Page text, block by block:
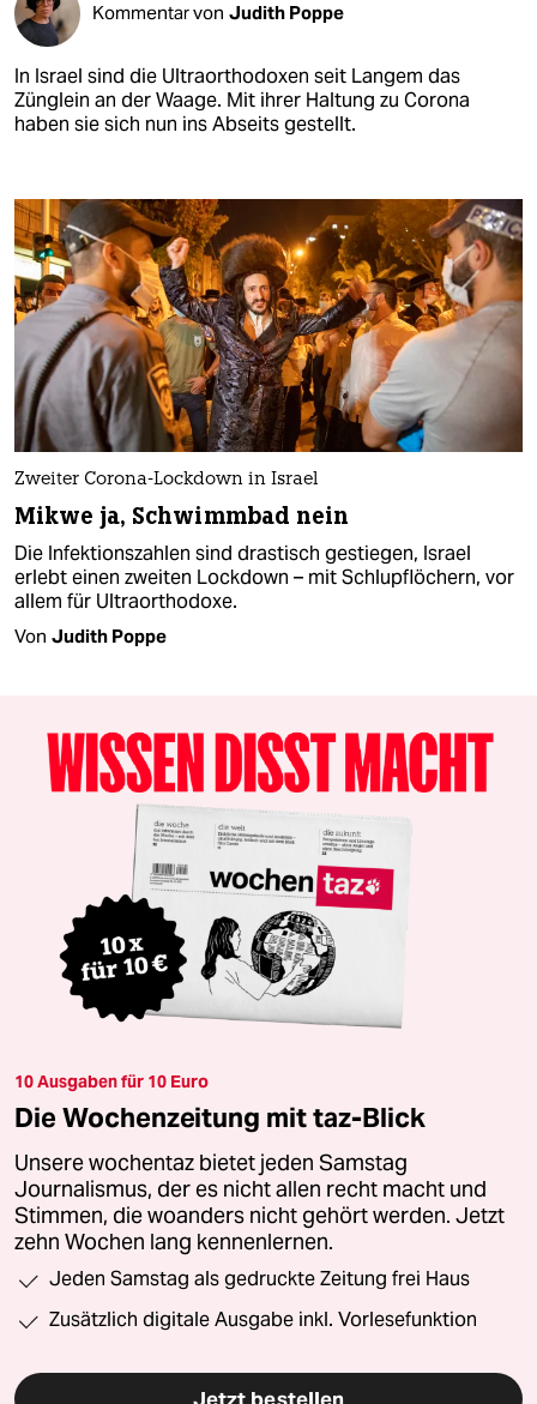
Kommentar von Judith Poppe
In Israel sind die Ultraorthodoxen seit Langem das
Zünglein an der Waage. Mit ihrer Haltung zu Corona
haben sie sich nun ins Abseits gestellt.
Zweiter Corona-Lockdown in Israel
Mikwe ja, Schwimmbad nein
Die Infektionszahlen sind drastisch gestiegen, Israel
erlebt einen zweiten Lockdown – mit Schlupflöchern, vor
allem für Ultraorthodoxe.
Von Judith Poppe
10 Ausgaben für 10 Euro
Die Wochenzeitung mit taz-Blick
Unsere wochentaz bietet jeden Samstag
Journalismus, der es nicht allen recht macht und
Stimmen, die woanders nicht gehört werden. Jetzt
zehn Wochen lang kennenlernen.
Jeden Samstag als gedruckte Zeitung frei Haus
Zusätzlich digitale Ausgabe inkl. Vorlesefunktion